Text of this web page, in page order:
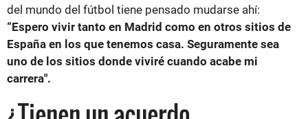
del mundo del fútbol tiene pensado mudarse ahí:
“Espero vivir tanto en Madrid como en otros sitios de
España en los que tenemos casa. Seguramente sea
uno de los sitios donde viviré cuando acabe mi
carrera".